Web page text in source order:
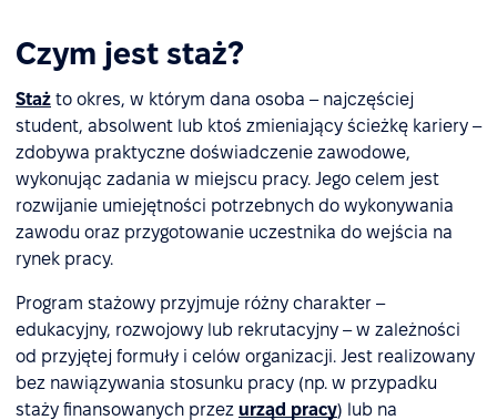
Czym jest staż?
Staż to okres, w którym dana osoba – najczęściej
student, absolwent lub ktoś zmieniający ścieżkę kariery –
zdobywa praktyczne doświadczenie zawodowe,
wykonując zadania w miejscu pracy. Jego celem jest
rozwijanie umiejętności potrzebnych do wykonywania
zawodu oraz przygotowanie uczestnika do wejścia na
rynek pracy.
Program stażowy przyjmuje różny charakter –
edukacyjny, rozwojowy lub rekrutacyjny – w zależności
od przyjętej formuły i celów organizacji. Jest realizowany
bez nawiązywania stosunku pracy (np. w przypadku
staży finansowanych przez urząd pracy) lub na